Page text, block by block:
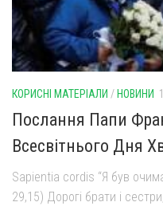
КОРИСНІ МАТЕРІАЛИ / НОВИНИ
Послання Папи
Всесвітнього Дня
Sapientia cordis “Я був
29,15) Дорогі брати і